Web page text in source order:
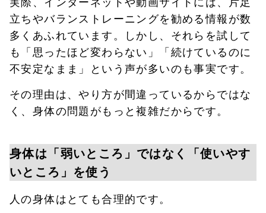
立ちやバランストレーニングを勧める情報が数
多くあふれています。しかし、それらを試して
も「思ったほど変わらない」「続けているのに
不安定なまま」という声が多いのも事実です。
その理由は、やり方が間違っているからではな
く、身体の問題がもっと複雑だからです。
身体は「弱いところ」ではなく「使いやす
いところ」を使う
人の身体はとても合理的です。